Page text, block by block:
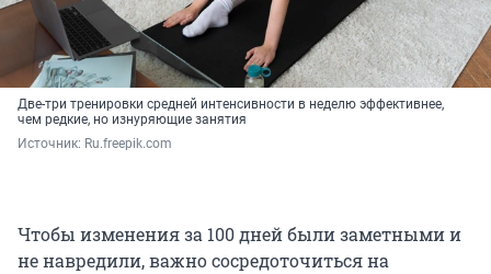
Две-три тренировки средней интенсивности в неделю эффективнее,
чем редкие, но изнуряющие занятия
Источник: Ru.freepik.com
Чтобы изменения за 100 дней были заметными и
не навредили, важно сосредоточиться на